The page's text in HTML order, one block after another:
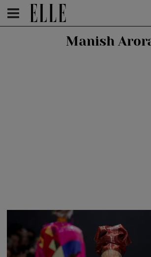
HOMEPAGE /FASHION
Manish